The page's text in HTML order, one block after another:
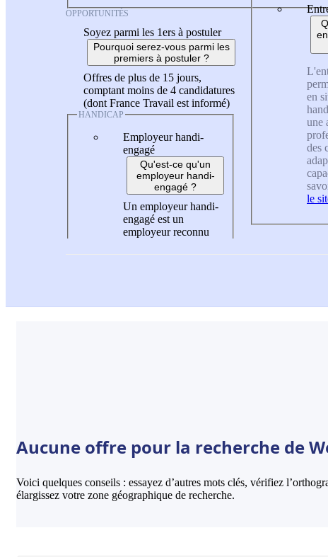
OPPORTUNITÉS
Soyez parmi les 1ers à postuler
Pourquoi serez-vous parmi les
premiers à postuler ?
Offres de plus de 15 jours,
comptant moins de 4 candidatures
(dont France Travail est informé)
HANDICAP
Employeur handi-
engagé
Qu'est-ce qu'un
employeur handi-
engagé ?
Un employeur handi-
engagé est un
employeur reconnu
en
une
des
le
Aucune offre pour la recherche de
Voici quelques conseils : essayez d’autres mots clés, vérifiez
élargissez votre zone géographique de recherche.